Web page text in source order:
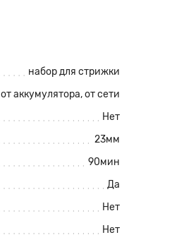
набор для стрижки
от аккумулятора, от сети
Нет
23мм
90мин
Да
Нет
Нет